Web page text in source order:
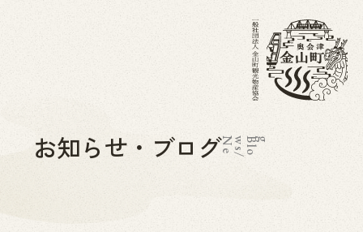
お知らせ・ブログN
e
w
s
/
B
l
o g